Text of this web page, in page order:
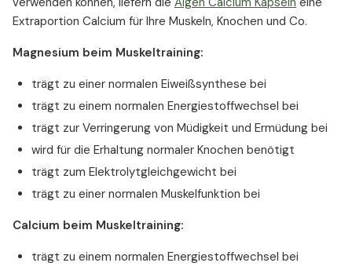
Extraportion Calcium für Ihre Muskeln, Knochen und Co.
Magnesium beim Muskeltraining:
trägt zu einer normalen Eiweißsynthese bei
trägt zu einem normalen Energiestoffwechsel bei
trägt zur Verringerung von Müdigkeit und Ermüdung bei
wird für die Erhaltung normaler Knochen benötigt
trägt zum Elektrolytgleichgewicht bei
trägt zu einer normalen Muskelfunktion bei
Calcium beim Muskeltraining:
trägt zu einem normalen Energiestoffwechsel bei